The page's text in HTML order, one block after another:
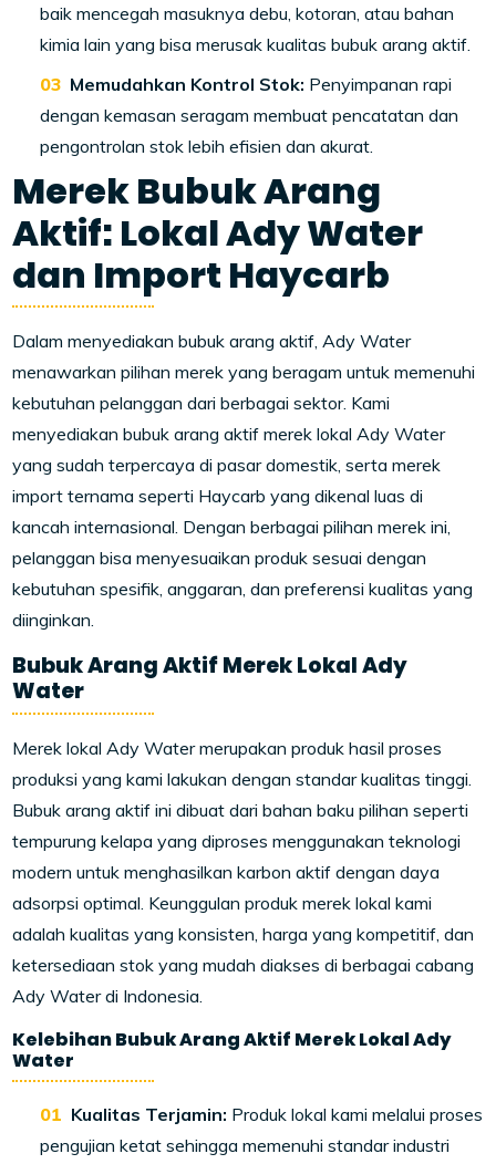
baik mencegah masuknya debu, kotoran, atau bahan
kimia lain yang bisa merusak kualitas bubuk arang aktif.
Memudahkan Kontrol Stok: Penyimpanan rapi
dengan kemasan seragam membuat pencatatan dan
pengontrolan stok lebih efisien dan akurat.
Merek Bubuk Arang
Aktif: Lokal Ady Water
dan Import Haycarb
Dalam menyediakan bubuk arang aktif, Ady Water
menawarkan pilihan merek yang beragam untuk memenuhi
kebutuhan pelanggan dari berbagai sektor. Kami
menyediakan bubuk arang aktif merek lokal Ady Water
yang sudah terpercaya di pasar domestik, serta merek
import ternama seperti Haycarb yang dikenal luas di
kancah internasional. Dengan berbagai pilihan merek ini,
pelanggan bisa menyesuaikan produk sesuai dengan
kebutuhan spesifik, anggaran, dan preferensi kualitas yang
diinginkan.
Bubuk Arang Aktif Merek Lokal Ady
Water
Merek lokal Ady Water merupakan produk hasil proses
produksi yang kami lakukan dengan standar kualitas tinggi.
Bubuk arang aktif ini dibuat dari bahan baku pilihan seperti
tempurung kelapa yang diproses menggunakan teknologi
modern untuk menghasilkan karbon aktif dengan daya
adsorpsi optimal. Keunggulan produk merek lokal kami
adalah kualitas yang konsisten, harga yang kompetitif, dan
ketersediaan stok yang mudah diakses di berbagai cabang
Ady Water di Indonesia.
Kelebihan Bubuk Arang Aktif Merek Lokal Ady
Water
Kualitas Terjamin: Produk lokal kami melalui proses
pengujian ketat sehingga memenuhi standar industri